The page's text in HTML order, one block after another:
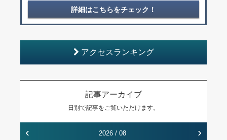
詳細はこちらをチェック！
アクセスランキング
記事アーカイブ
日別で記事をご覧いただけます。
‹ 2026 / 08 ›